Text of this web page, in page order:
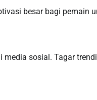
besar bagi pemain
sosial. Tagar